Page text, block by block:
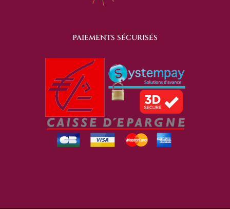
PAIEMENTS SÉCURISÉS